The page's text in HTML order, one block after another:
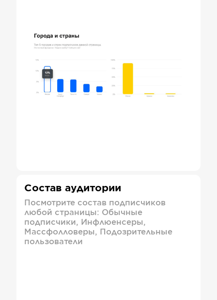
Состав аудитории
Посмотрите состав подписчиков
любой страницы: Обычные
подписчики, Инфлюенсеры,
Массфолловеры, Подозрительные
пользователи